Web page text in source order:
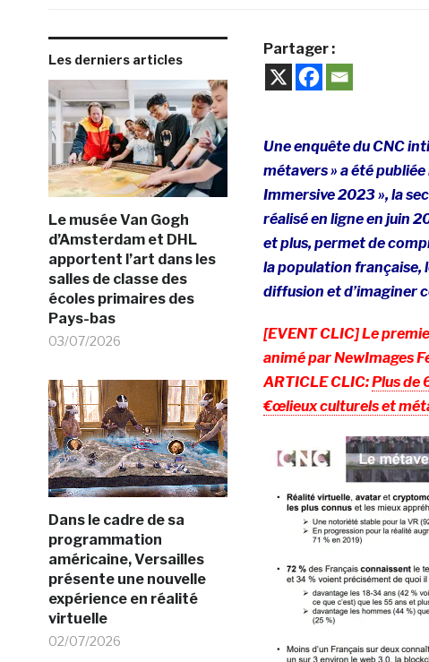
Les derniers articles
Le musée Van Gogh
d’Amsterdam et DHL
apportent l’art dans les
salles de classe des
écoles primaires des
Pays-bas
03/07/2026
Dans le cadre de sa
programmation
américaine, Versailles
présente une nouvelle
expérience en réalité
virtuelle
02/07/2026
Partager :
Une enquête du CNC
métavers » a été
Immersive 2023 », la
réalisé en ligne en juin
et plus, permet de
la population française,
diffusion et d’imaginer
[EVENT CLIC] Le
animé par NewImages
ARTICLE CLIC:Plus de
€œlieux culturels et